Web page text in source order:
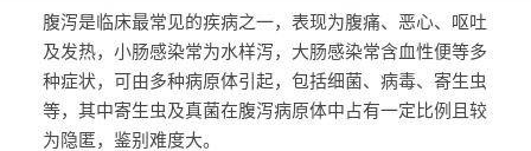
腹泻是临床最常见的疾病之一，表现为腹痛、恶心、呕吐
及发热，小肠感染常为水样泻，大肠感染常含血性便等多
种症状，可由多种病原体引起，包括细菌、病毒、寄生虫
等，其中寄生虫及真菌在腹泻病原体中占有一定比例且较
为隐匿，鉴别难度大。